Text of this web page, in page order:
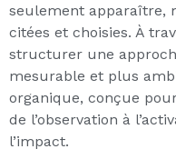
seulement apparaître,
citées et choisies. À
structurer une
mesurable et plus
organique, conçue
de l’observation à
l’impact.